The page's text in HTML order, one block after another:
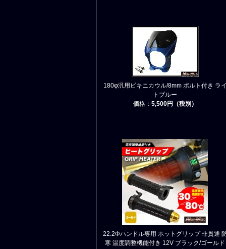
180φ汎用ビキニカウル/8mm ボルト付き ラ
トブルー
価格： 5,500円（税別）
22.2Φハンドル専用 ホットグリップ 非貫通
寒 温度調整機能付き 12V ブラック/ゴールド